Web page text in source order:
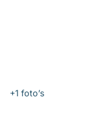
+1 foto’s